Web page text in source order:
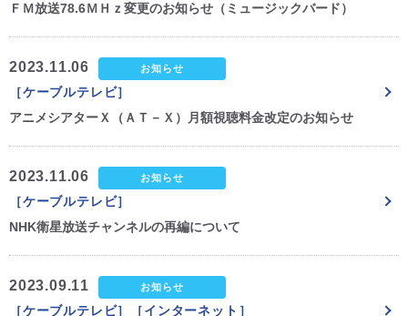
ＦＭ放送78.6ＭＨｚ変更のお知らせ（ミュージックバード）
2023.11.06 お知らせ
［ケーブルテレビ］
アニメシアターＸ（ＡＴ－Ｘ）月額視聴料金改定のお知らせ
2023.11.06 お知らせ
［ケーブルテレビ］
NHK衛星放送チャンネルの再編について
2023.09.11 お知らせ
［ケーブルテレビ］［インターネット］